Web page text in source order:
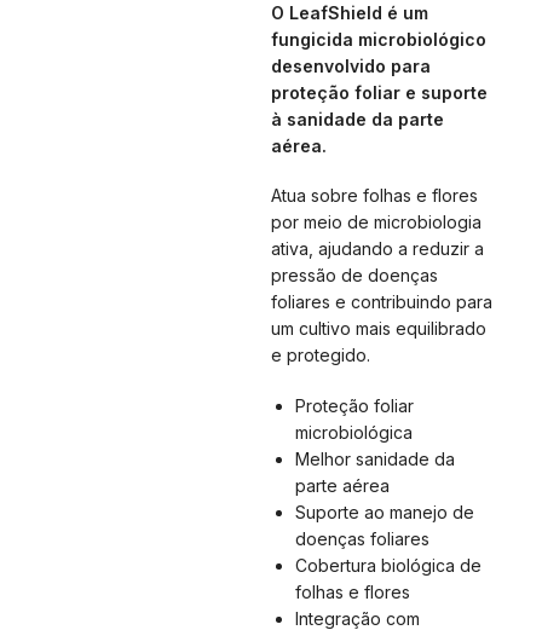
O LeafShield é um
fungicida microbiológico
desenvolvido para
proteção foliar e suporte
à sanidade da parte
aérea.
Atua sobre folhas e flores
por meio de microbiologia
ativa, ajudando a reduzir a
pressão de doenças
foliares e contribuindo para
um cultivo mais equilibrado
e protegido.
Proteção foliar
microbiológica
Melhor sanidade da
parte aérea
Suporte ao manejo de
doenças foliares
Cobertura biológica de
folhas e flores
Integração com